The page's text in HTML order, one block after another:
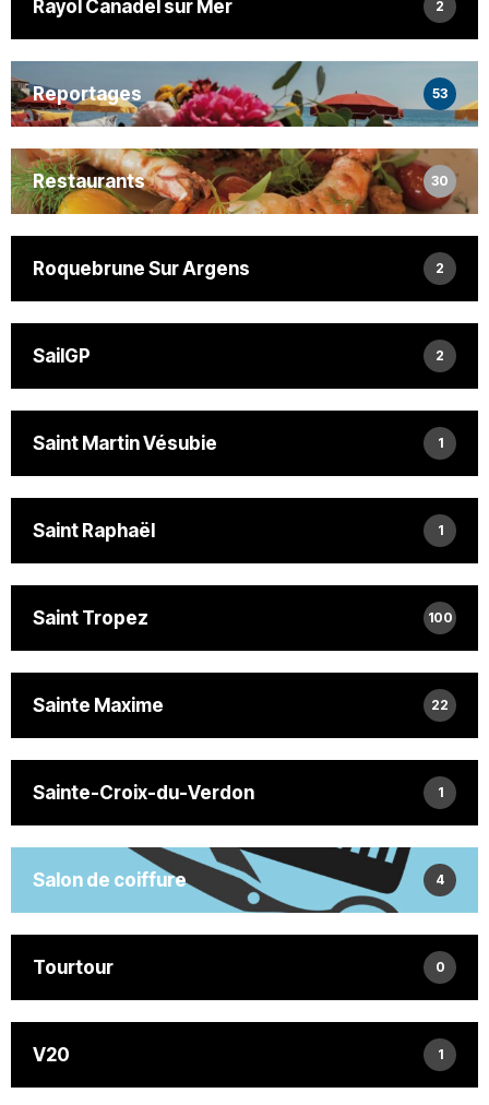
Rayol Canadel sur Mer 2
Reportages 53
Restaurants 30
Roquebrune Sur Argens 2
SailGP 2
Saint Martin Vésubie 1
Saint Raphaël 1
Saint Tropez 100
Sainte Maxime 22
Sainte-Croix-du-Verdon 1
Salon de coiffure 4
Tourtour 0
V20 1